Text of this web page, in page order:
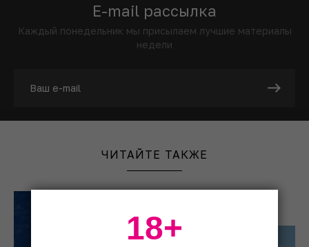
E-mail рассылка
Каждый понедельник мы присылаем лучшие материалы
недели
ЧИТАЙТЕ ТАКЖЕ
18+